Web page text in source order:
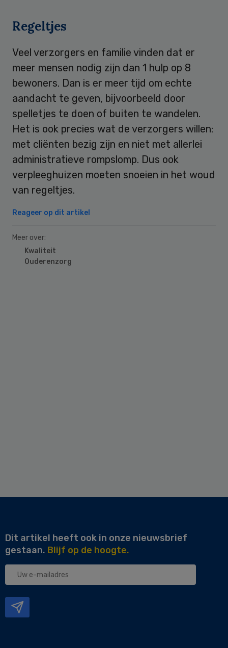
Regeltjes
Veel verzorgers en familie vinden dat er
meer mensen nodig zijn dan 1 hulp op 8
bewoners. Dan is er meer tijd om echte
aandacht te geven, bijvoorbeeld door
spelletjes te doen of buiten te wandelen.
Het is ook precies wat de verzorgers willen:
met cliënten bezig zijn en niet met allerlei
administratieve rompslomp. Dus ook
verpleeghuizen moeten snoeien in het woud
van regeltjes.
Reageer op dit artikel
Meer over:
Kwaliteit
Ouderenzorg
Dit artikel heeft ook in onze nieuwsbrief
gestaan. Blijf op de hoogte.
Uw